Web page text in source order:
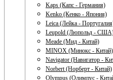
Kaps (Капс - Германия)
Kenko (Кенко - Япония)
Leica (Лейка -
Leupold (Люпольд -
Meade (Мид - Китай)
MINOX (Минокс - Китай)
Navigator (Навигатор -
Norbert (Норберт - Китай)
Olympus (Олимпус -